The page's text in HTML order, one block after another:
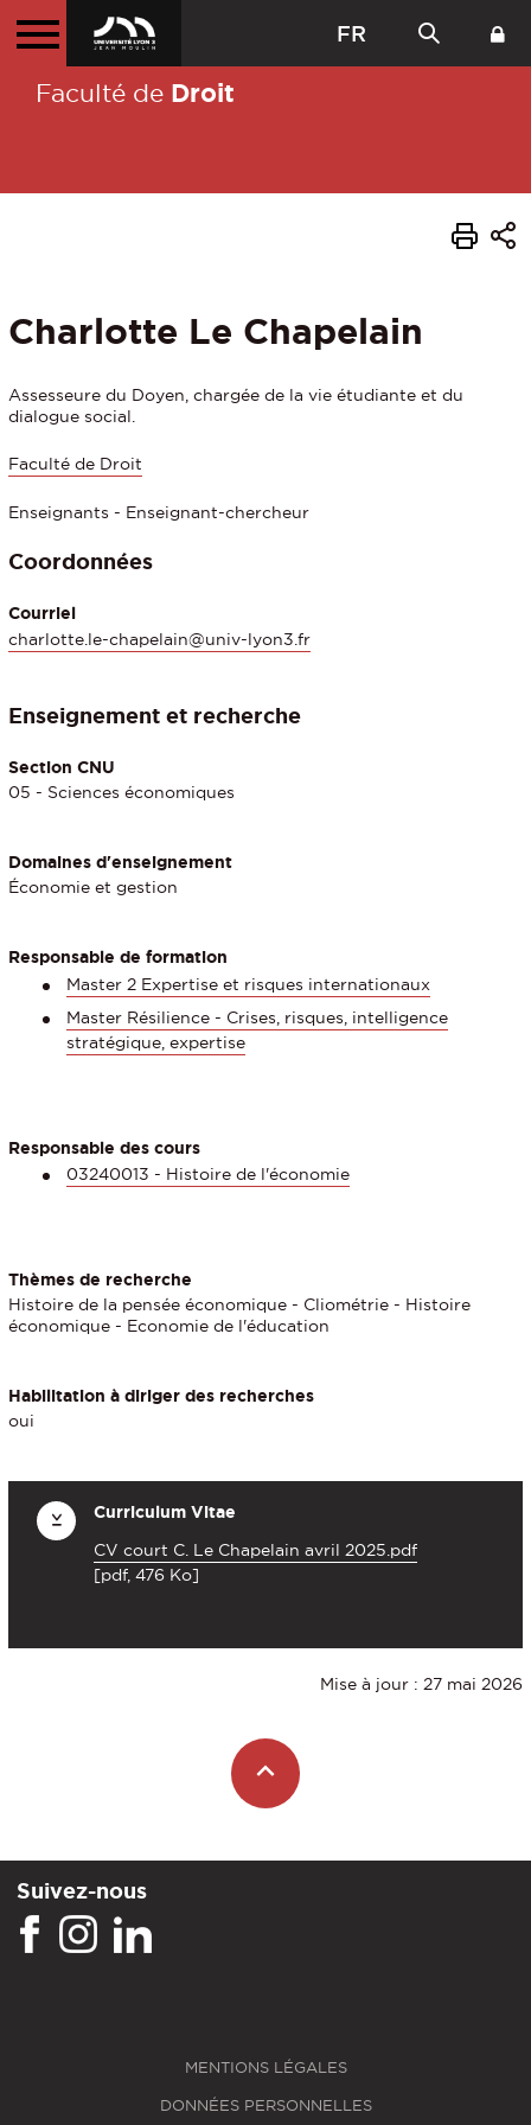
FR
Faculté de Droit
Charlotte Le Chapelain
Assesseure du Doyen, chargée de la vie étudiante et du
dialogue social.
Faculté de Droit
Enseignants - Enseignant-chercheur
Coordonnées
Courriel
charlotte.le-chapelain@univ-lyon3.fr
Enseignement et recherche
Section CNU
05 - Sciences économiques
Domaines d'enseignement
Économie et gestion
Responsable de formation
Master 2 Expertise et risques internationaux
Master Résilience - Crises, risques, intelligence
stratégique, expertise
Responsable des cours
03240013 - Histoire de l'économie
Thèmes de recherche
Histoire de la pensée économique - Cliométrie - Histoire
économique - Economie de l'éducation
Habilitation à diriger des recherches
oui
Curriculum Vitae
CV court C. Le Chapelain avril 2025.pdf
[pdf, 476 Ko]
Mise à jour : 27 mai 2026
Suivez-nous
MENTIONS LÉGALES
DONNÉES PERSONNELLES